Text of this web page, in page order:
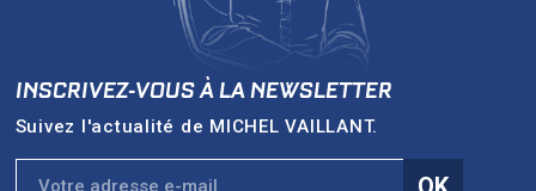
INSCRIVEZ-VOUS À LA NEWSLETTER
Suivez l'actualité de MICHEL VAILLANT.